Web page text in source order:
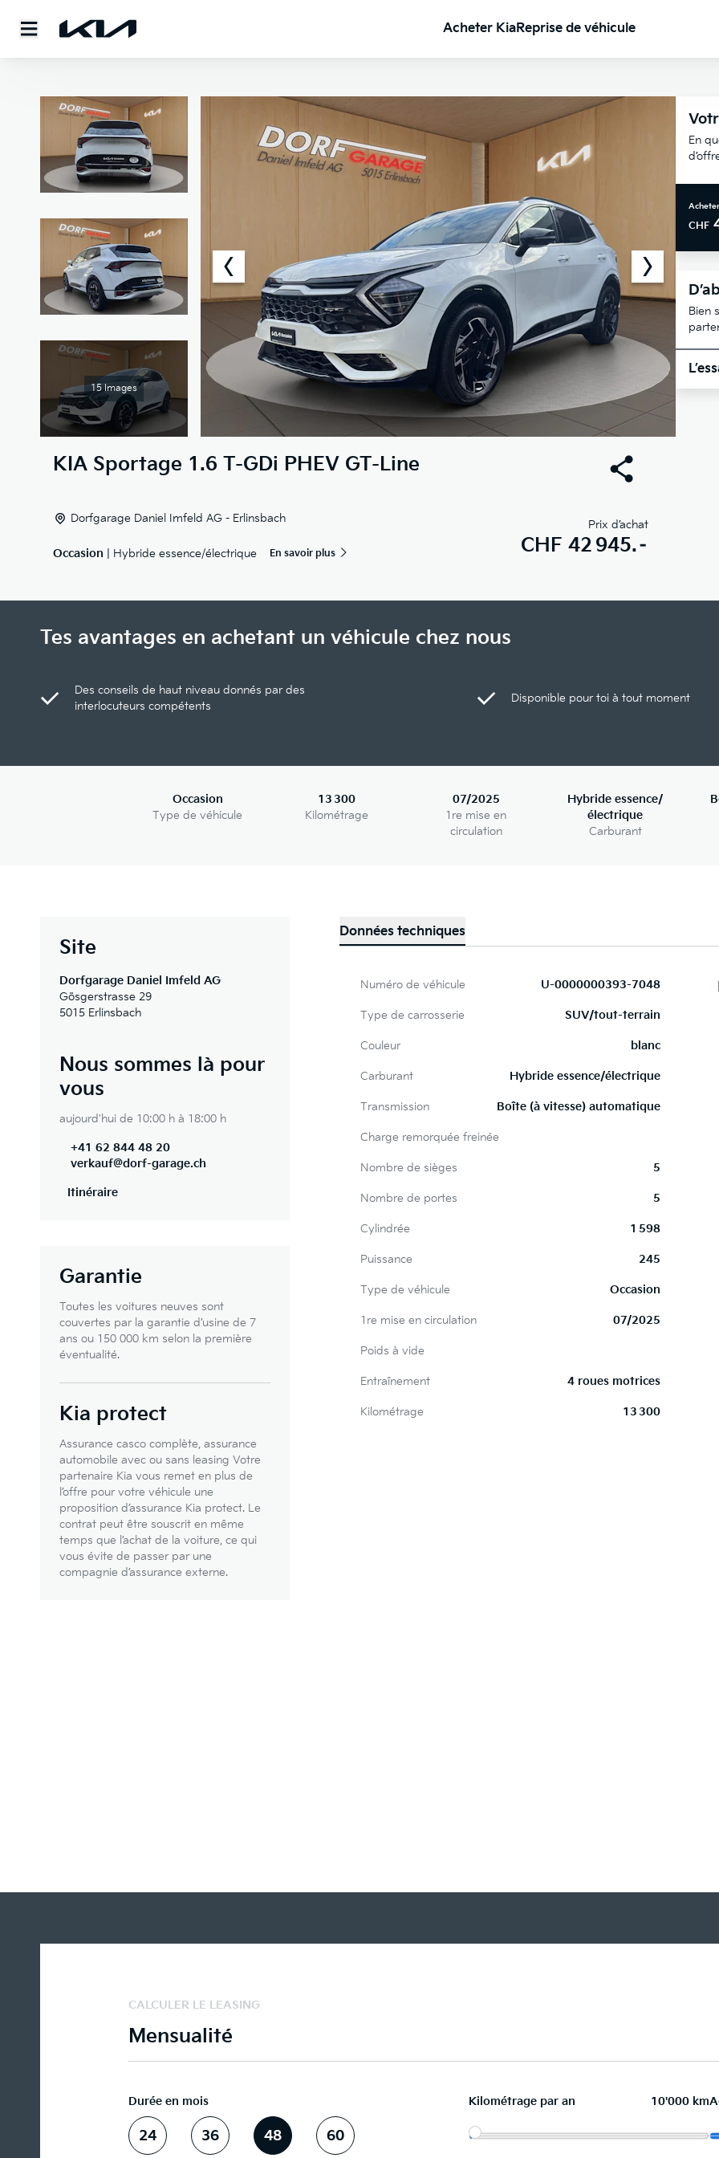
Acheter KiaReprise de véhicule
15 Images
KIA Sportage 1.6 T-GDi PHEV GT-Line
Dorfgarage Daniel Imfeld AG - Erlinsbach
Occasion | Hybride essence/électrique En savoir plus
Prix d’achat
CHF 42 945.–
En
CHF
Bien
Tes avantages en achetant un véhicule chez nous
Des conseils de haut niveau donnés par des
interlocuteurs compétents
Disponible pour toi à tout moment
Occasion
Type de véhicule
13 300
Kilométrage
07/2025
1re mise en
circulation
Hybride essence/
électrique
Carburant
Données techniques
Numéro de véhicule U-0000000393-7048
Type de carrosserie SUV/tout-terrain
Couleur blanc
Carburant Hybride essence/électrique
Transmission Boîte (à vitesse) automatique
Charge remorquée freinée
Nombre de sièges 5
Nombre de portes 5
Cylindrée 1 598
Puissance 245
Type de véhicule Occasion
1re mise en circulation 07/2025
Poids à vide
Entraînement 4 roues motrices
Kilométrage 13 300
Site
Dorfgarage Daniel Imfeld AG
Gösgerstrasse 29
5015 Erlinsbach
Nous sommes là pour
vous
aujourd'hui de 10:00 h à 18:00 h
+41 62 844 48 20
verkauf@dorf-garage.ch
Itinéraire
Garantie
Toutes les voitures neuves sont
couvertes par la garantie d’usine de 7
ans ou 150 000 km selon la première
éventualité.
Kia protect
Assurance casco complète, assurance
automobile avec ou sans leasing Votre
partenaire Kia vous remet en plus de
l’offre pour votre véhicule une
proposition d’assurance Kia protect. Le
contrat peut être souscrit en même
temps que l’achat de la voiture, ce qui
vous évite de passer par une
compagnie d’assurance externe.
CALCULER LE LEASING
Mensualité
Durée en mois
24 36 48 60
Kilométrage par an 10'000 km